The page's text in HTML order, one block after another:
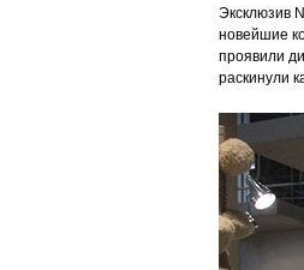
Эксклюзив
новейшие
проявили
раскинули